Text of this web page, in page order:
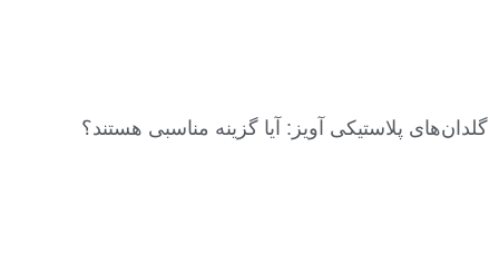
گلدان‌های پلاستیکی آویز: آیا گزینه مناسبی هستند؟